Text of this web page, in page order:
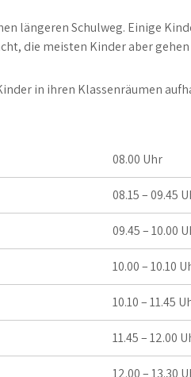
längeren Schulweg. Einige
die meisten Kinder aber
in ihren Klassenräumen
08.00 Uhr
08.15 – 09.45
09.45 – 10.00
10.00 – 10.10
10.10 – 11.45
11.45 – 12.00
12.00 – 13.30